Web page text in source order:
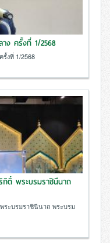
ง ครั้งที่ 1/2568
งที่ 1/2568
กิติ์ พระบรมราชินีนาถ
ระบรมราชินีนาถ พระบรม